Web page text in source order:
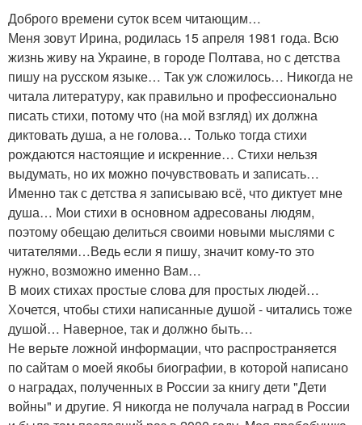
Доброго времени суток всем читающим…
Меня зовут Ирина, родилась 15 апреля 1981 года. Всю
жизнь живу на Украине, в городе Полтава, но с детства
пишу на русском языке… Так уж сложилось… Никогда не
читала литературу, как правильно и профессионально
писать стихи, потому что (на мой взгляд) их должна
диктовать душа, а не голова… Только тогда стихи
рождаются настоящие и искренние… Стихи нельзя
выдумать, но их можно почувствовать и записать…
Именно так с детства я записываю всё, что диктует мне
душа… Мои стихи в основном адресованы людям,
поэтому обещаю делиться своими новыми мыслями с
читателями…Ведь если я пишу, значит кому-то это
нужно, возможно именно Вам…
В моих стихах простые слова для простых людей…
Хочется, чтобы стихи написанные душой - читались тоже
душой… Наверное, так и должно быть…
Не верьте ложной информации, что распространяется
по сайтам о моей якобы биографии, в которой написано
о наградах, полученных в России за книгу дети "Дети
войны" и другие. Я никогда не получала наград в России